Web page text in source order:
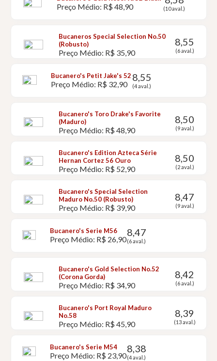
Preço Médio: R$ 48,90 (10 aval.)
Bucaneros Special Selection No.50
(Robusto)
Preço Médio: R$ 35,90
8,55
(6 aval.)
Bucanero's Petit Jake's 52
Preço Médio: R$ 32,90
8,55
(4 aval.)
Bucanero's Toro Drake's Favorite
(Maduro)
Preço Médio: R$ 48,90
8,50
(9 aval.)
Bucanero's Edition Azteca Série
Hernan Cortez 56 Ouro
Preço Médio: R$ 52,90
8,50
(2 aval.)
Bucanero's Special Selection
Maduro No.50 (Robusto)
Preço Médio: R$ 39,90
8,47
(9 aval.)
Bucanero's Serie M56
Preço Médio: R$ 26,90
8,47
(6 aval.)
Bucanero's Gold Selection No.52
(Corona Gorda)
Preço Médio: R$ 34,90
8,42
(6 aval.)
Bucanero's Port Royal Maduro
No.58
Preço Médio: R$ 45,90
8,39
(13 aval.)
Bucanero's Serie M54
Preço Médio: R$ 23,90
8,38
(4 aval.)